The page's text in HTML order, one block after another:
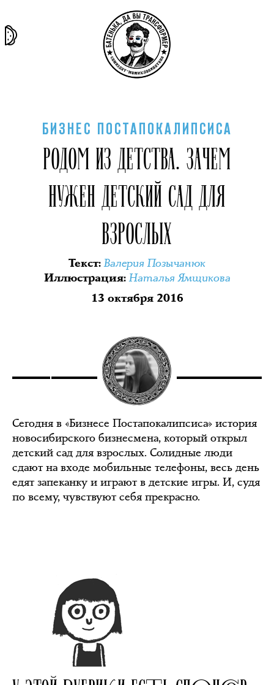
БИЗНЕС ПОСТАПОКАЛИПСИСА
РОДОМ ИЗ ДЕТСТВА. ЗАЧЕМ
НУЖЕН ДЕТСКИЙ САД ДЛЯ
ВЗРОСЛЫХ
Текст:Валерия Позычанюк
Иллюстрация:Наталья Ямщикова
13 октября 2016
Сегодня в «Бизнесе Постапокалипсиса» история
новосибирского бизнесмена, который открыл
детский сад для взрослых. Солидные люди
сдают на входе мобильные телефоны, весь день
едят запеканку и играют в детские игры. И, судя
по всему, чувствуют себя прекрасно.